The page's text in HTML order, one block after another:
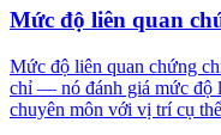
Mức độ liên quan
Mức độ liên quan chứng
chỉ — nó đánh giá mức độ
chuyên môn với vị trí cụ